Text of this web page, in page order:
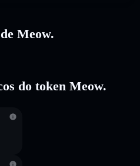
Meow.
do token Meow.